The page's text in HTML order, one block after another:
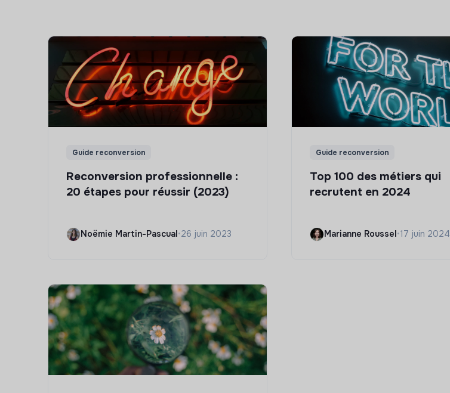
Guide reconversion
Reconversion professionnelle :
20 étapes pour réussir (2023)
Noëmie Martin-Pascual•26 juin 2023
Guide reconversion
Top 100 des métiers qui
recrutent en 2024
Marianne Roussel•17 juin 2024